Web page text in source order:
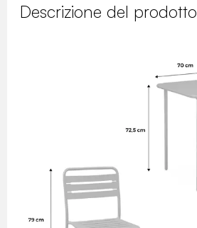
Descrizione del prodotto